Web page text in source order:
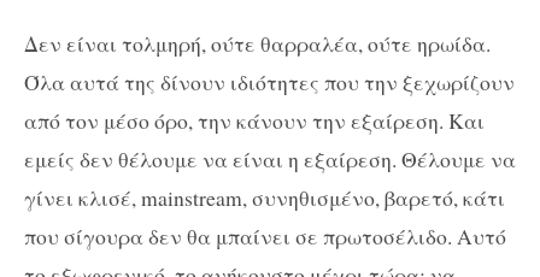
Δεν είναι τολμηρή, ούτε θαρραλέα, ούτε ηρωίδα.
Όλα αυτά της δίνουν ιδιότητες που την ξεχωρίζουν
από τον μέσο όρο, την κάνουν την εξαίρεση. Και
εμείς δεν θέλουμε να είναι η εξαίρεση. Θέλουμε να
γίνει κλισέ, mainstream, συνηθισμένο, βαρετό, κάτι
που σίγουρα δεν θα μπαίνει σε πρωτοσέλιδο. Αυτό